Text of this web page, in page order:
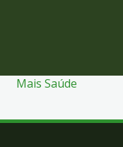
Mais Saúde